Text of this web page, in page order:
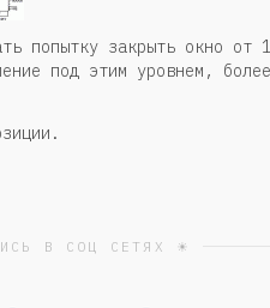
попытку закрыть окно от
под этим уровнем,
В СОЦ СЕТЯХ ☀